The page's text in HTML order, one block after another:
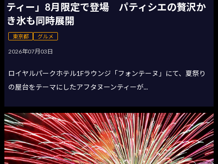
ティー」8月限定で登場 パティシエの贅沢か
き氷も同時展開
東京都 グルメ
2026年07月03日
ロイヤルパークホテル1Fラウンジ「フォンテーヌ」にて、夏祭り
の屋台をテーマにしたアフタヌーンティーが...